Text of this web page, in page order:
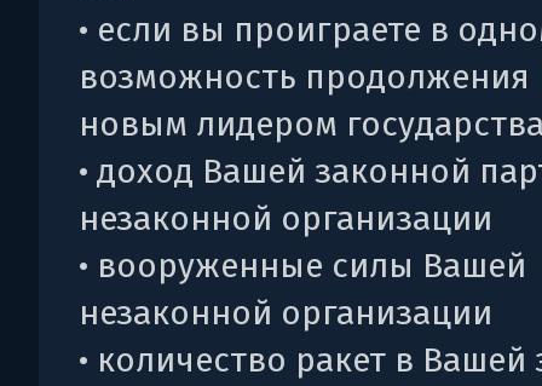
• если вы проиграете в
возможность продолжения
новым лидером
• доход Вашей законной
незаконной организации
• вооруженные силы Вашей
незаконной организации
• количество ракет в Вашей